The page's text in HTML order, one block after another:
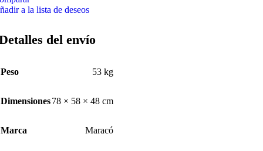
a la lista de deseos
del envío
Peso 53 kg
Dimensiones78 × 58 × 48 cm
Marca Maracó